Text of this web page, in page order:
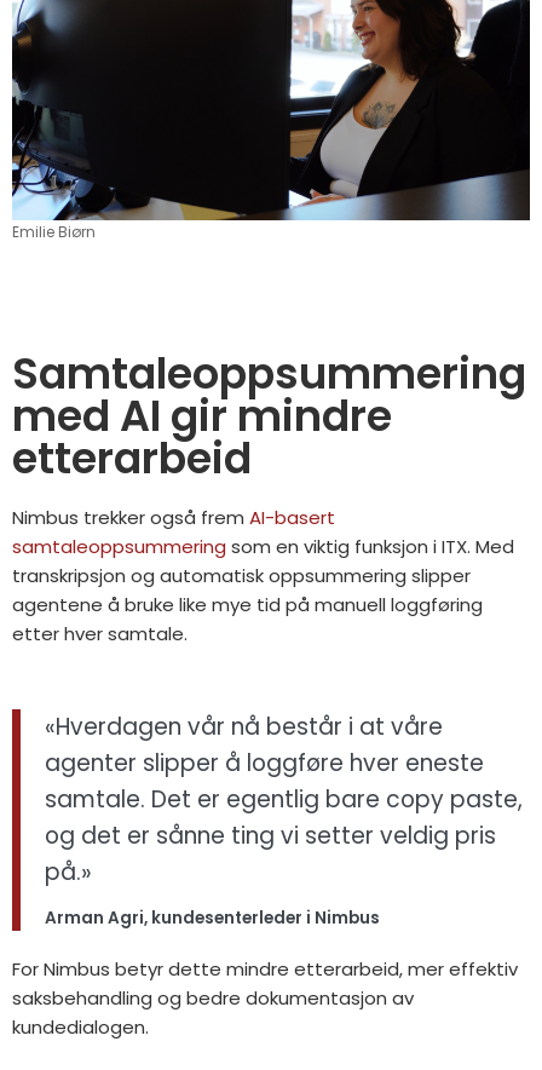
Emilie Biørn
Samtaleoppsummering
med AI gir mindre
etterarbeid
Nimbus trekker også frem AI-basert
samtaleoppsummering som en viktig funksjon i ITX. Med
transkripsjon og automatisk oppsummering slipper
agentene å bruke like mye tid på manuell loggføring
etter hver samtale.
«Hverdagen vår nå består i at våre
agenter slipper å loggføre hver eneste
samtale. Det er egentlig bare copy paste,
og det er sånne ting vi setter veldig pris
på.»
Arman Agri, kundesenterleder i Nimbus
For Nimbus betyr dette mindre etterarbeid, mer effektiv
saksbehandling og bedre dokumentasjon av
kundedialogen.